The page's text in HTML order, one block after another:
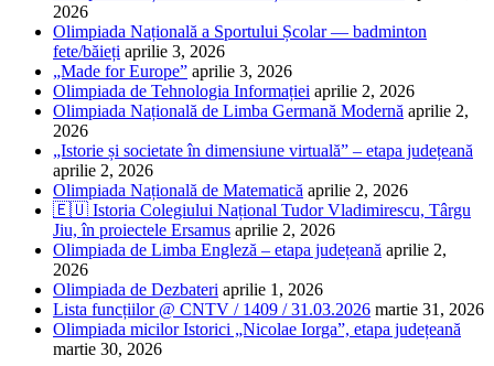
2026
Olimpiada Națională a Sportului Școlar — badminton
fete/băieți aprilie 3, 2026
„Made for Europe” aprilie 3, 2026
Olimpiada de Tehnologia Informației aprilie 2, 2026
Olimpiada Națională de Limba Germană Modernă aprilie 2,
2026
„Istorie și societate în dimensiune virtuală” – etapa județeană
aprilie 2, 2026
Olimpiada Națională de Matematică aprilie 2, 2026
🇪🇺 Istoria Colegiului Național Tudor Vladimirescu, Târgu
Jiu, în proiectele Ersamus aprilie 2, 2026
Olimpiada de Limba Engleză – etapa județeană aprilie 2,
2026
Olimpiada de Dezbateri aprilie 1, 2026
Lista funcțiilor @ CNTV / 1409 / 31.03.2026 martie 31, 2026
Olimpiada micilor Istorici „Nicolae Iorga”, etapa județeană
martie 30, 2026